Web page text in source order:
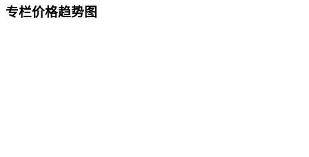
专栏价格趋势图